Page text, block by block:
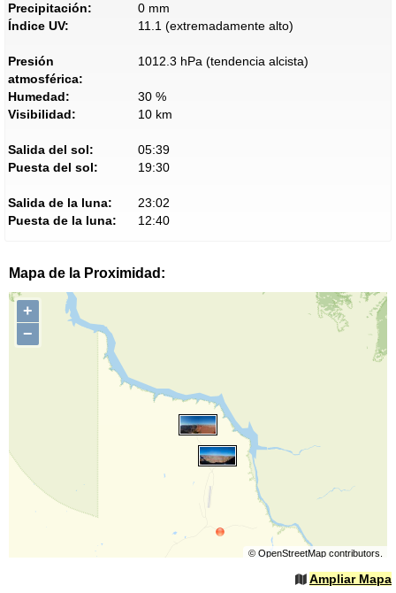
Precipitación:
0 mm
Índice UV:
11.1 (extremadamente alto)
Presión
atmosférica:
1012.3 hPa (tendencia alcista)
Humedad:
30 %
Visibilidad:
10 km
Salida del sol:
05:39
Puesta del sol:
19:30
Salida de la luna:
23:02
Puesta de la luna:
12:40
Mapa de la Proximidad:
+
−
© OpenStreetMapcontributors.
Ampliar Mapa